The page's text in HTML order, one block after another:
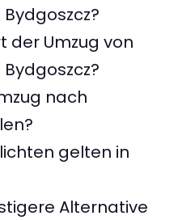
der Umzug von
nach
gelten in
Alternative